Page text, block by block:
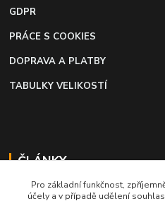
GDPR
PRÁCE S COOKIES
DOPRAVA A PLATBY
TABULKY VELIKOSTÍ
ČLÁNKY
Profi lepidlo na boty a kůži
Pro základní funkčnost,
účely a v případě udělení